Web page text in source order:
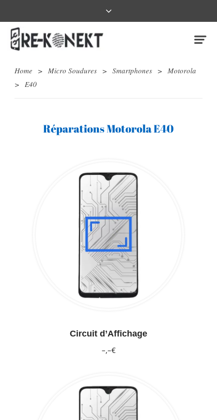
Home > Micro Soudures > Smartphones > Motorola
> E40
Réparations Motorola E40
Circuit d’Affichage
–,–€